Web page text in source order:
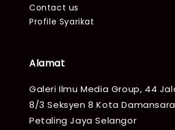
Contact us
Profile Syarikat
Alamat
Galeri Ilmu Media Group, 44
8/3 Seksyen 8 Kota
Petaling Jaya Selangor